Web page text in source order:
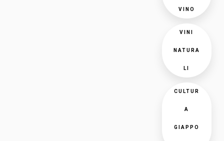
VINO
VINI
NATURA
LI
CULTUR
A
GIAPPO